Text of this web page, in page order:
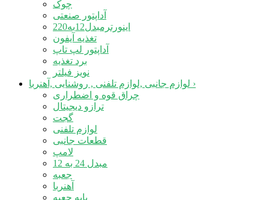
چوک
آداپتور صنعتی
اینورترمبدل12به220
تغذیه آیفون
آداپتور لپ تاپ
برد تغذیه
نویز فیلتر
›
چراق قوه و اضطراری
ترازو دیجیتال
گجت
لوازم تلفنی
قطعات جانبی
لامپ
مبدل 24 به 12
جعبه
آهنربا
پایه جعبه